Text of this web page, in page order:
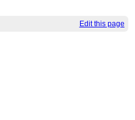
Edit this page